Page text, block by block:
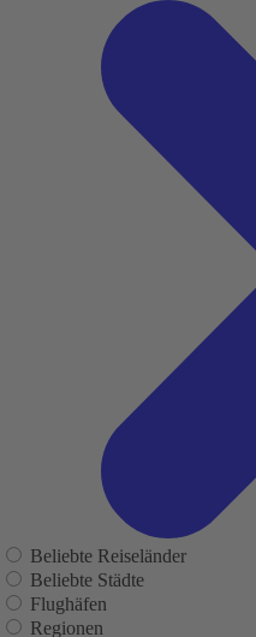
Beliebte Reiseländer
Beliebte Städte
Flughäfen
Regionen